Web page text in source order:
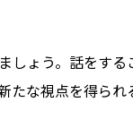
ょう。話をする
な視点を得られ